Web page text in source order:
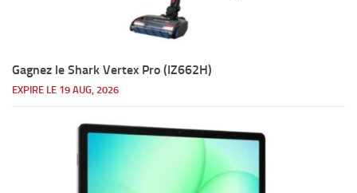
Gagnez le Shark Vertex Pro (IZ662H)
EXPIRE LE 19 AUG, 2026